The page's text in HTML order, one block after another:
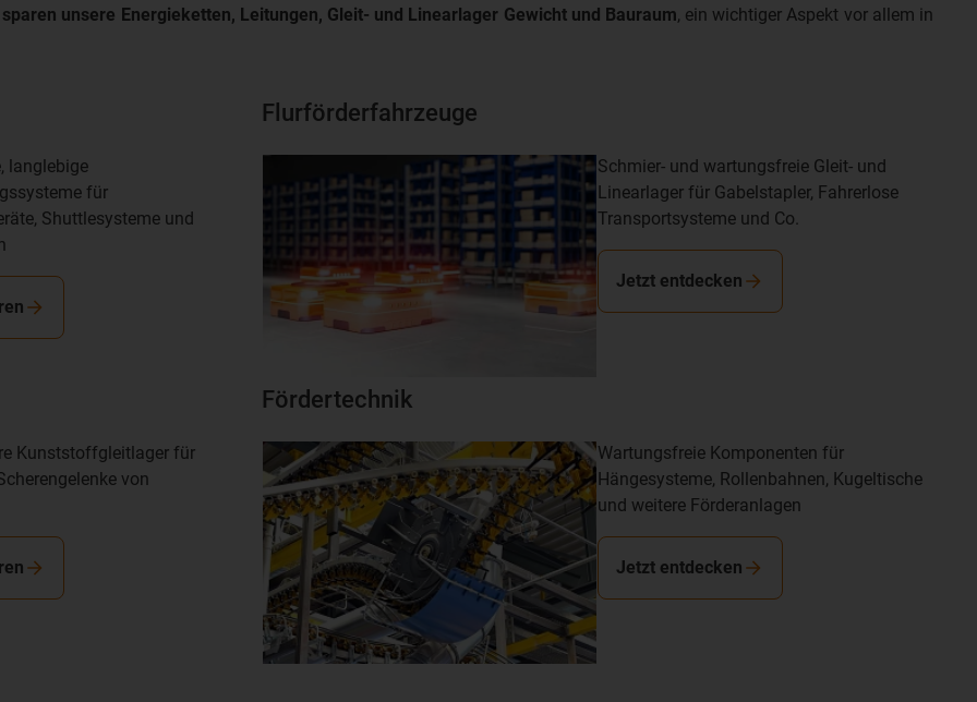
sparen unsere Energieketten, Leitungen, Gleit- und Linearlager Gewicht und Bauraum, ein wichtiger Aspekt vor allem in
langlebige
für
Shuttlesysteme und
Flurförderfahrzeuge
Schmier- und wartungsfreie Gleit- und
Linearlager für Gabelstapler, Fahrerlose
Transportsysteme und Co.
Jetzt entdecken
Kunststoffgleitlager für
von
Fördertechnik
Wartungsfreie Komponenten für
Hängesysteme, Rollenbahnen, Kugeltische
und weitere Förderanlagen
Jetzt entdecken